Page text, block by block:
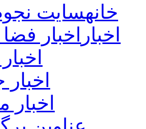
خانهسایت
اخبار اخبار